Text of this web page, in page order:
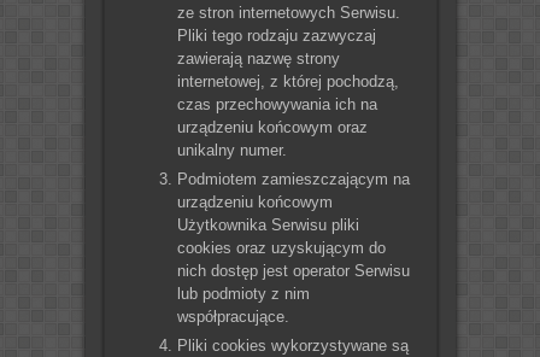
ze stron internetowych Serwisu.
Pliki tego rodzaju zazwyczaj
zawierają nazwę strony
internetowej, z której pochodzą,
czas przechowywania ich na
urządzeniu końcowym oraz
unikalny numer.
Podmiotem zamieszczającym na
urządzeniu końcowym
Użytkownika Serwisu pliki
cookies oraz uzyskującym do
nich dostęp jest operator Serwisu
lub podmioty z nim
współpracujące.
Pliki cookies wykorzystywane są